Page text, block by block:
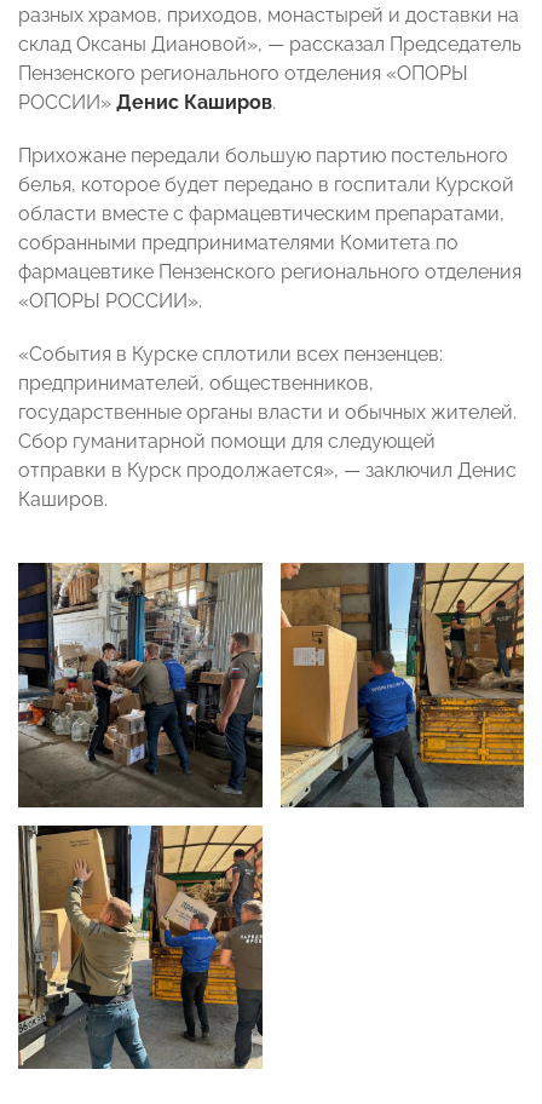
разных храмов, приходов, монастырей и доставки на
склад Оксаны Диановой», — рассказал Председатель
Пензенского регионального отделения «ОПОРЫ
РОССИИ» Денис Каширов.
Прихожане передали большую партию постельного
белья, которое будет передано в госпитали Курской
области вместе с фармацевтическим препаратами,
собранными предпринимателями Комитета по
фармацевтике Пензенского регионального отделения
«ОПОРЫ РОССИИ».
«События в Курске сплотили всех пензенцев:
предпринимателей, общественников,
государственные органы власти и обычных жителей.
Сбор гуманитарной помощи для следующей
отправки в Курск продолжается», — заключил Денис
Каширов.